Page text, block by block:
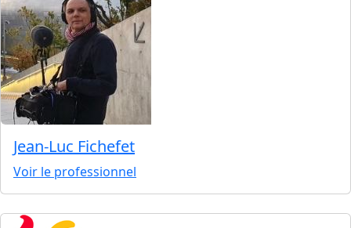
Jean-Luc Fichefet
Voir le professionnel